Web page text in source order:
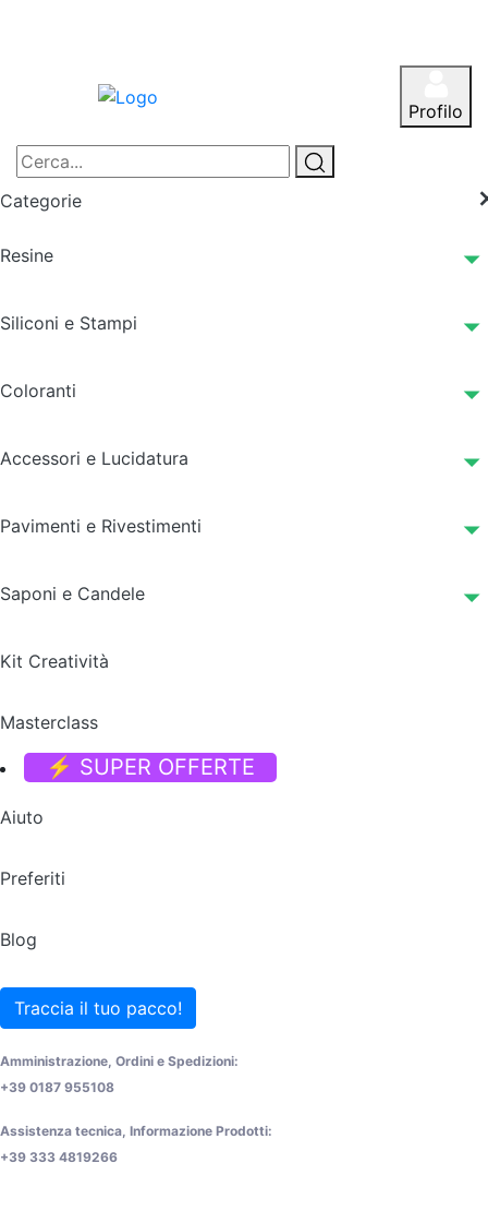
Profilo
Categorie
Resine
Siliconi e Stampi
Coloranti
Accessori e Lucidatura
Pavimenti e Rivestimenti
Saponi e Candele
Kit Creatività
Masterclass
⚡ SUPER OFFERTE
Aiuto
Preferiti
Blog
Traccia il tuo pacco!
Amministrazione, Ordini e Spedizioni:
+39 0187 955108
Assistenza tecnica, Informazione Prodotti:
+39 333 4819266